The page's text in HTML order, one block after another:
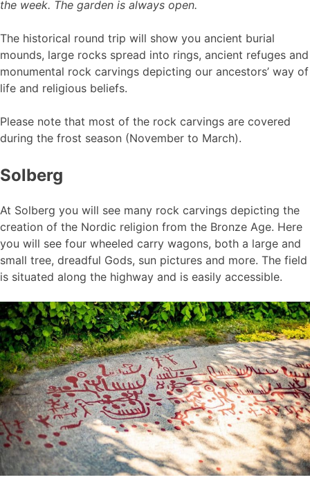
the week. The garden is always open.
The historical round trip will show you ancient burial
mounds, large rocks spread into rings, ancient refuges and
monumental rock carvings depicting our ancestors’ way of
life and religious beliefs.
Please note that most of the rock carvings are covered
during the frost season (November to March).
Solberg
At Solberg you will see many rock carvings depicting the
creation of the Nordic religion from the Bronze Age. Here
you will see four wheeled carry wagons, both a large and
small tree, dreadful Gods, sun pictures and more. The field
is situated along the highway and is easily accessible.